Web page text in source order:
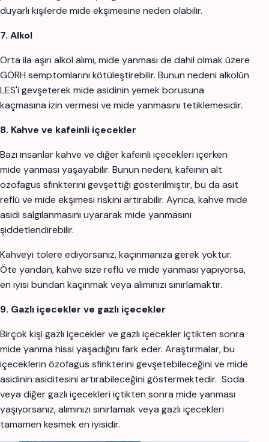
duyarlı kişilerde mide ekşimesine neden olabilir.
7. Alkol
Orta ila aşırı alkol alımı, mide yanması de dahil olmak üzere
GÖRH semptomlarını kötüleştirebilir. Bunun nedeni alkolün
LES'i gevşeterek mide asidinin yemek borusuna
kaçmasına izin vermesi ve mide yanmasını tetiklemesidir.
8. Kahve ve kafeinli içecekler
Bazı insanlar kahve ve diğer kafeinli içecekleri içerken
mide yanması yaşayabilir. Bunun nedeni, kafeinin alt
özofagus sfinkterini gevşettiği gösterilmiştir, bu da asit
reflü ve mide ekşimesi riskini artırabilir. Ayrıca, kahve mide
asidi salgılanmasını uyararak mide yanmasını
şiddetlendirebilir.
Kahveyi tolere ediyorsanız, kaçınmanıza gerek yoktur.
Öte yandan, kahve size reflü ve mide yanması yapıyorsa,
en iyisi bundan kaçınmak veya alımınızı sınırlamaktır.
9. Gazlı içecekler ve gazlı içecekler
Birçok kişi gazlı içecekler ve gazlı içecekler içtikten sonra
mide yanma hissi yaşadığını fark eder. Araştırmalar, bu
içeceklerin özofagus sfinkterini gevşetebileceğini ve mide
asidinin asiditesini artırabileceğini göstermektedir. Soda
veya diğer gazlı içecekleri içtikten sonra mide yanması
yaşıyorsanız, alımınızı sınırlamak veya gazlı içecekleri
tamamen kesmek en iyisidir.